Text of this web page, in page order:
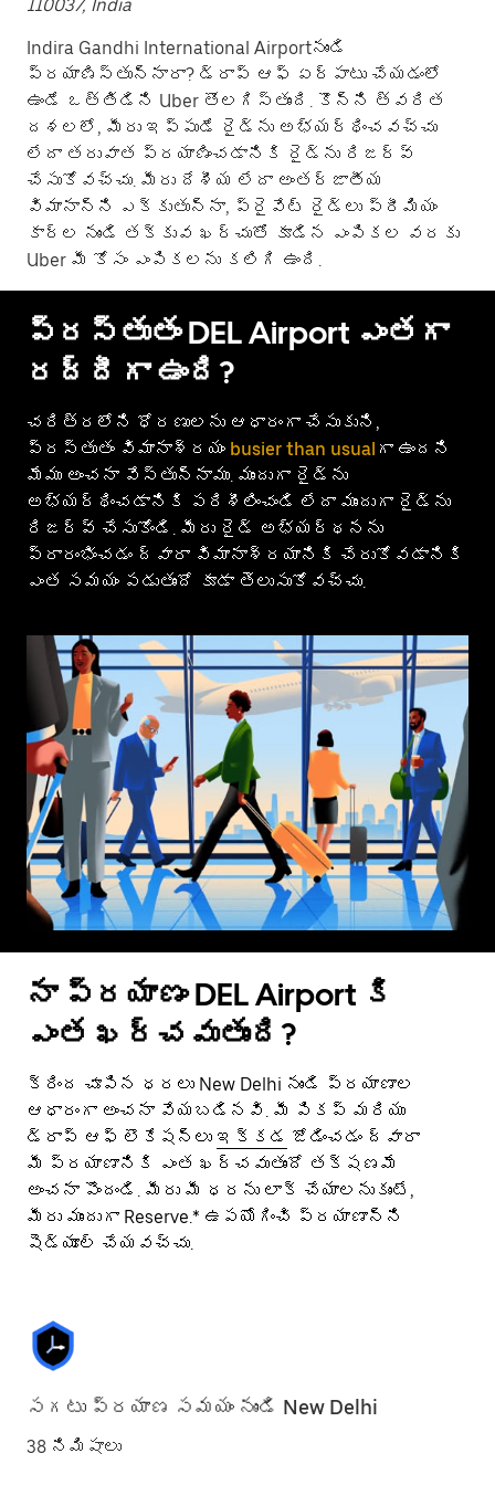
110037, India
Indira Gandhi International Airportనుండి
ప్రయాణిస్తున్నారా? డ్రాప్ ఆఫ్ ఏర్పాటు చేయడంలో
ఉండే ఒత్తిడిని Uber తొలగిస్తుంది. కొన్ని త్వరిత
దశలలో, మీరు ఇప్పుడే రైడ్‌ను అభ్యర్థించవచ్చు
లేదా తరువాత ప్రయాణించడానికి రైడ్‌ను రిజర్వ్
చేసుకోవచ్చు. మీరు దేశీయ లేదా అంతర్జాతీయ
విమానాన్ని ఎక్కుతున్నా, ప్రైవేట్ రైడ్‌లు ప్రీమియం
కార్ల నుండి తక్కువ ఖర్చుతో కూడిన ఎంపికల వరకు
Uber మీ కోసం ఎంపికలను కలిగి ఉంది.
ప్రస్తుతం DEL Airport ఎంతగా
రద్దీగా ఉంది?
చరిత్రలోని ధోరణులను ఆధారంగా చేసుకుని,
ప్రస్తుతం విమానాశ్రయం busier than usual గా ఉందని
మేము అంచనా వేస్తున్నాము. ముందుగా రైడ్‌ను
అభ్యర్థించడానికి పరిశీలించండి లేదా ముందుగా రైడ్‌ను
రిజర్వ్ చేసుకోండి. మీరు రైడ్ అభ్యర్థనను
ప్రారంభించడం ద్వారా విమానాశ్రయానికి చేరుకోవడానికి
ఎంత సమయం పడుతుందో కూడా తెలుసుకోవచ్చు.
నా ప్రయాణం DEL Airport కి
ఎంత ఖర్చవుతుంది?
క్రింద చూపిన ధరలు New Delhi నుండి ప్రయాణాల
ఆధారంగా అంచనా వేయబడినవి. మీ పికప్ మరియు
డ్రాప్ ఆఫ్ లొకేషన్లు ఇక్కడ జోడించడం ద్వారా
మీ ప్రయాణానికి ఎంత ఖర్చవుతుందో తక్షణమే
అంచనా పొందండి. మీరు మీ ధరను లాక్ చేయాలనుకుంటే,
మీరు ముందుగా Reserve.* ఉపయోగించి ప్రయాణాన్ని
షెడ్యూల్ చేయవచ్చు.
సగటు ప్రయాణ సమయం నుండి New Delhi
38 నిమిషాలు